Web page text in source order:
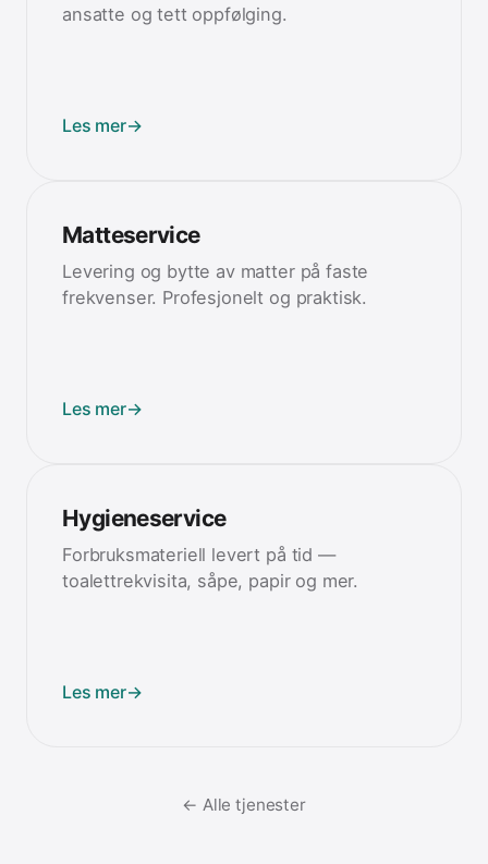
ansatte og tett oppfølging.
Les mer→
Matteservice
Levering og bytte av matter på faste
frekvenser. Profesjonelt og praktisk.
Les mer→
Hygieneservice
Forbruksmateriell levert på tid —
toalettrekvisita, såpe, papir og mer.
Les mer→
← Alle tjenester